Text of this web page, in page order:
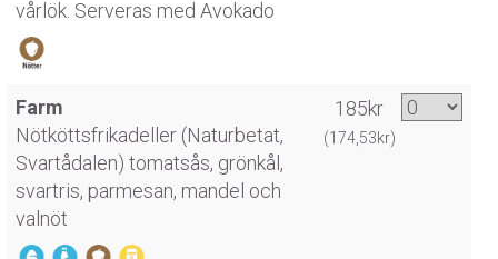
vårlök. Serveras med Avokado
Farm
Nötköttsfrikadeller (Naturbetat,
Svartådalen) tomatsås, grönkål,
svartris, parmesan, mandel och
valnöt
185kr
(174,53kr)